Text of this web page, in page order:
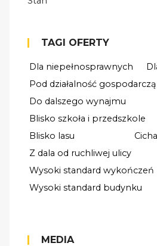
TAGI OFERTY
Dla niepełnosprawnych
Pod działalność gospodarczą
Do dalszego wynajmu
Blisko szkoła i przedszkole
Blisko lasu
Z dala od ruchliwej ulicy
Wysoki standard wykończeń
Wysoki standard budynku
MEDIA